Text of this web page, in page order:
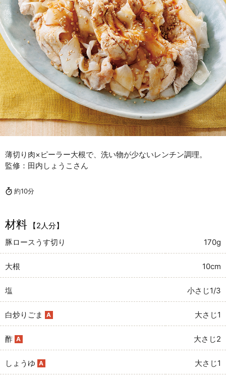
薄切り肉×ピーラー大根で、洗い物が少ないレンチン調理。
監修：田内しょうこさん
約10分
材料
【2人分】
豚ロースうす切り
170g
大根 10cm
塩 小さじ1/3
白炒りごま A 大さじ1
酢 A 大さじ2
しょうゆ A 大さじ1